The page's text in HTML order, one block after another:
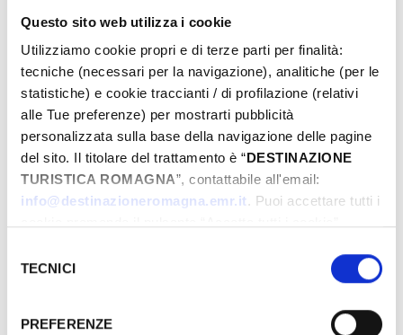
Questo sito web utilizza i cookie
Utilizziamo cookie propri e di terze parti per finalità:
tecniche (necessari per la navigazione), analitiche (per le
statistiche) e cookie traccianti / di profilazione (relativi
alle Tue preferenze) per mostrarti pubblicità
personalizzata sulla base della navigazione delle pagine
del sito. Il titolare del trattamento è “DESTINAZIONE
TURISTICA ROMAGNA”, contattabile all'email:
info@destinazioneromagna.emr.it. Puoi accettare tutti i
gestire le tue preferenze facendo clic su “Personalizza”.
Qualora acconsenti a tutti i cookie i Tuoi dati potranno
attualmente non fornisce garanzie idonee per il
delTECNICI
PREFERENZE
Du
Au
Municipalité